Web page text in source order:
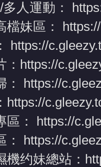
人運動：
檔妹區：
https://
https://
：
https://
https://
區：
https://
：
https://
機约妹總站：